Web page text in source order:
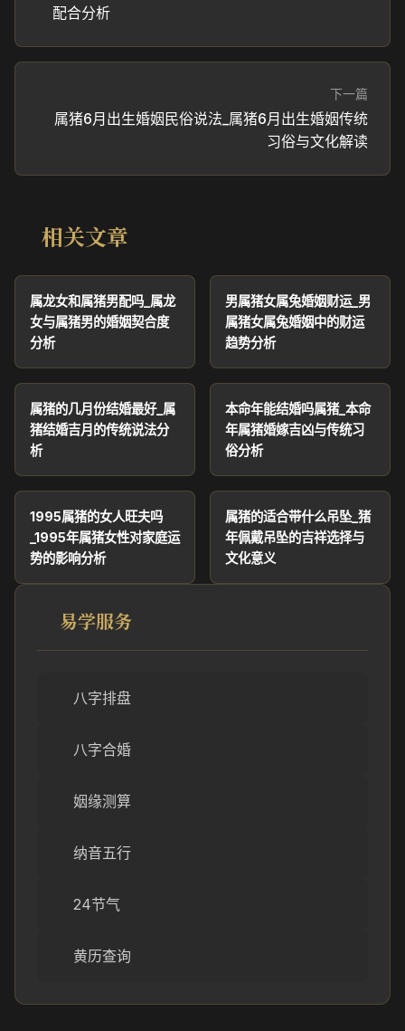
配合分析
下一篇
属猪6月出生婚姻民俗说法_属猪6月出生婚姻传统
习俗与文化解读
相关文章
属龙女和属猪男配吗_属龙
女与属猪男的婚姻契合度
分析
男属猪女属兔婚姻财运_男
属猪女属兔婚姻中的财运
趋势分析
属猪的几月份结婚最好_属
猪结婚吉月的传统说法分
析
本命年能结婚吗属猪_本命
年属猪婚嫁吉凶与传统习
俗分析
1995属猪的女人旺夫吗
_1995年属猪女性对家庭运
势的影响分析
属猪的适合带什么吊坠_猪
年佩戴吊坠的吉祥选择与
文化意义
易学服务
八字排盘
八字合婚
姻缘测算
纳音五行
24节气
黄历查询